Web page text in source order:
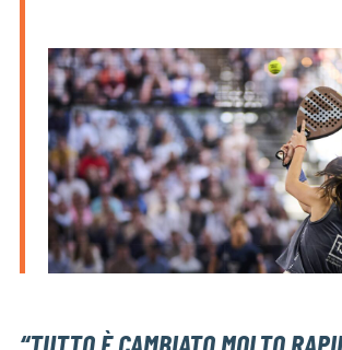
“TUTTO È CAMBIATO MOLTO